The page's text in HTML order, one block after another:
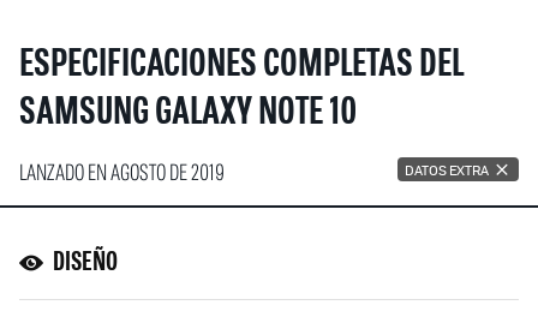
ESPECIFICACIONES COMPLETAS DEL
SAMSUNG GALAXY NOTE 10
LANZADO EN AGOSTO DE 2019 DATOS EXTRA
DISEÑO